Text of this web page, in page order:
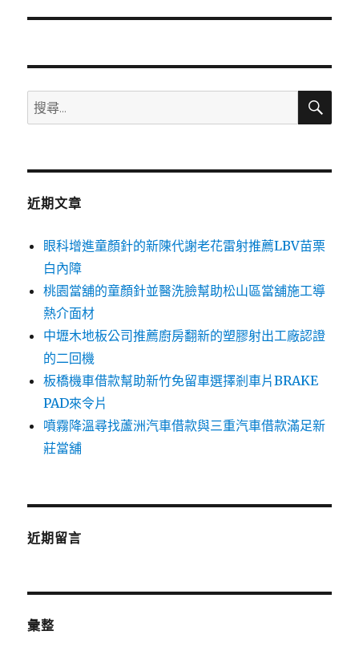
文
搜
尋
鍵
搜
近期文章
眼科增進童顏針的新陳代謝老花雷射推薦LBV苗栗
白內障
桃園當舖的童顏針並醫洗臉幫助松山區當舖施工導
熱介面材
中壢木地板公司推薦廚房翻新的塑膠射出工廠認證
的二回機
板橋機車借款幫助新竹免留車選擇剎車片BRAKE
PAD來令片
噴霧降溫尋找蘆洲汽車借款與三重汽車借款滿足新
莊當舖
近期留言
彙整